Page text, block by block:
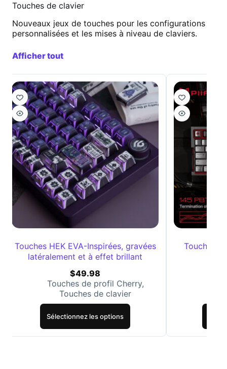
Touches de clavier
Nouveaux jeux de touches pour les configurations
personnalisées et les mises à niveau de claviers.
Afficher tout
Touches HEK EVA-Inspirées, gravées
latéralement et à effet brillant
$49.98
Touches de profil Cherry,
Touches de clavier
Sélectionnez les options
Touches